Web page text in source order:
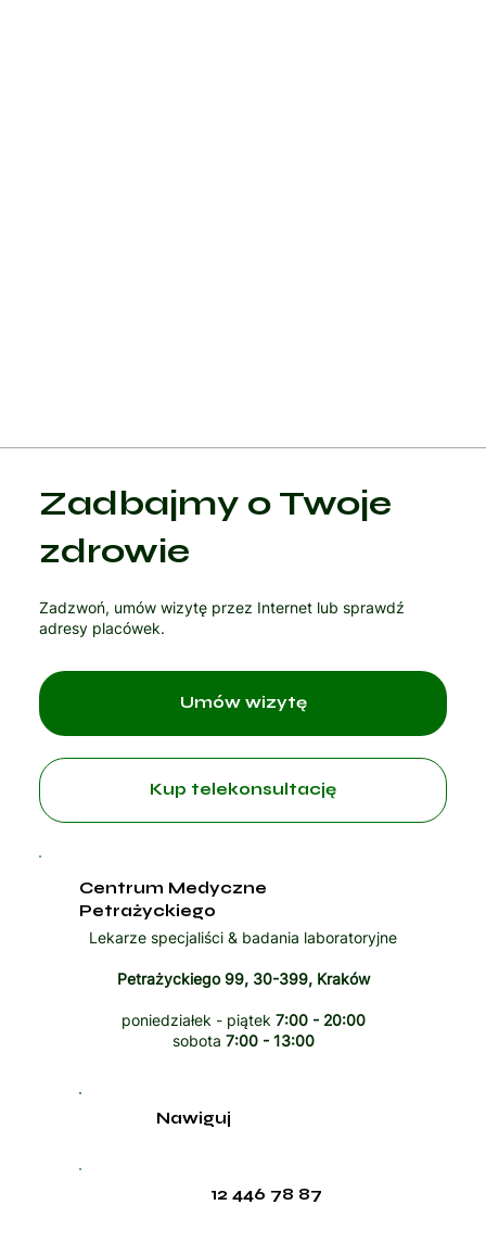
Zadbajmy o Twoje
zdrowie
Zadzwoń, umów wizytę przez Internet lub sprawdź
adresy placówek.
Kup telekonsultację
Centrum Medyczne
Petrażyckiego
Lekarze specjaliści & badania laboratoryjne
Petrażyckiego 99, 30-399, Kraków
poniedziałek - piątek 7:00 - 20:00
sobota 7:00 - 13:00
12 446 78 87
Nawiguj
Umów wizytę